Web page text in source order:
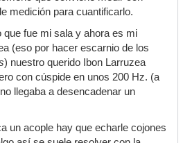
medición para cuantificarlo.
que fue mi sala y ahora es mi
(eso por hacer escarnio de los
) nuestro querido Ibon Larruzea
con cúspide en unos 200 Hz. (a
llegaba a desencadenar un
un acople hay que echarle cojones